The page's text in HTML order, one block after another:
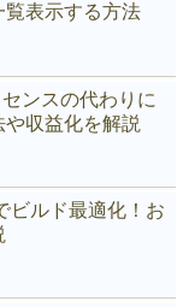
覧表示する方法
ンスの代わりに
収益化を解説
ビルド最適化！お